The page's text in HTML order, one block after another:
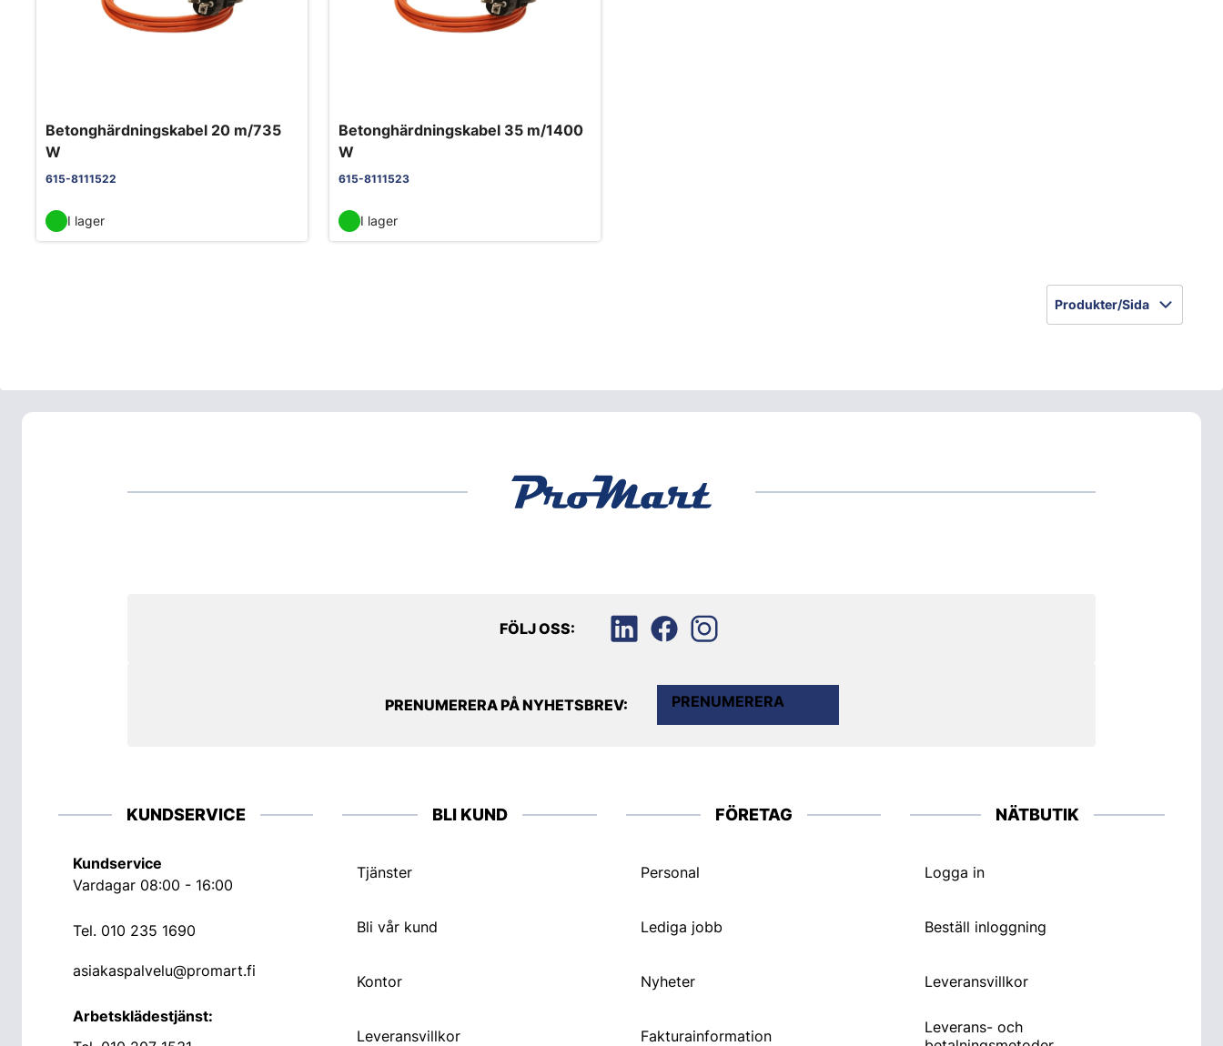
Betonghärdningskabel 20 m/735
W
615-8111522
I lager
Betonghärdningskabel 35 m/1400
W
615-8111523
I lager
Produkter/Sida
FÖLJ OSS:
PRENUMERERA PÅ NYHETSBREV: PRENUMERERA
KUNDSERVICE
Kundservice
Vardagar 08:00 - 16:00
Tel. 010 235 1690
asiakaspalvelu@promart.fi
Arbetsklädestjänst:
BLI KUND
Tjänster
Bli vår kund
Kontor
Leveransvillkor
FÖRETAG
Personal
Lediga jobb
Nyheter
Fakturainformation
NÄTBUTIK
Logga in
Beställ inloggning
Leveransvillkor
Leverans- och